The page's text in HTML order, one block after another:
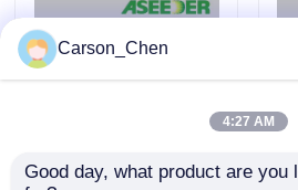
Hartmetalldüse
Öl-Spray-Kopf-Faden-Düse
Karbidsandstrahlendüsen
Carson_Chen
4:27 AM
Good day, what product are you